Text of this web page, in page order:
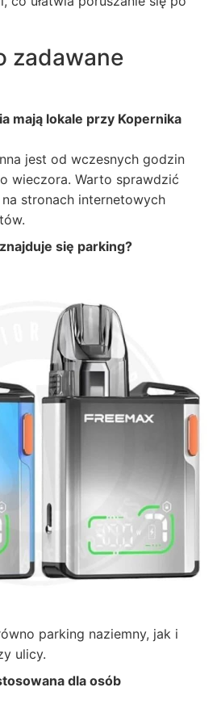
zadawane
mają lokale przy Kopernika
jest od wczesnych godzin
wieczora. Warto sprawdzić
stronach internetowych
się parking?
parking naziemny, jak i
ulicy.
dla osób